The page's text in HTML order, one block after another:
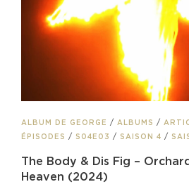
CAT
LINKS
ALBUM DE GEORGE / ALBUMS /
ÉPISODES / S04E03 / SAISON 4 /
The Body & Dis Fig –
Heaven (2024)